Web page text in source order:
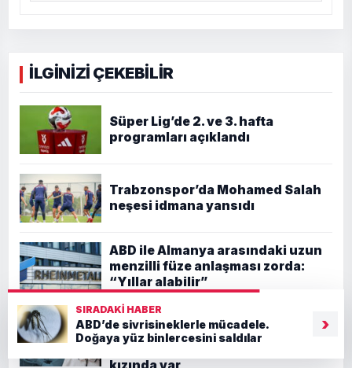
İLGİNİZİ ÇEKEBİLİR
Süper Lig’de 2. ve 3. hafta
programları açıklandı
Trabzonspor’da Mohamed Salah
neşesi idmana yansıdı
ABD ile Almanya arasındaki uzun
menzilli füze anlaşması zorda:
“Yıllar alabilir”
Başı dönünce hastaneye gitti,
nadir hastalığı ortaya çıktı!
Türkiye’de sadece onda ve
SIRADAKI HABER
ABD’de sivrisineklerle mücadele.
Doğaya yüz binlercesini saldılar
›